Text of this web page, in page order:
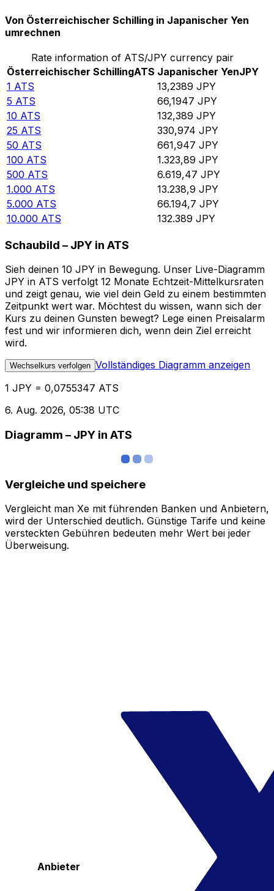
Von Österreichischer Schilling in Japanischer Yen
umrechnen
Rate information of ATS/JPY currency pair
Österreichischer SchillingATS Japanischer YenJPY
1 ATS 13,2389 JPY
5 ATS 66,1947 JPY
10 ATS 132,389 JPY
25 ATS 330,974 JPY
50 ATS 661,947 JPY
100 ATS 1.323,89 JPY
500 ATS 6.619,47 JPY
1.000 ATS 13.238,9 JPY
5.000 ATS 66.194,7 JPY
10.000 ATS 132.389 JPY
Schaubild – JPY in ATS
Sieh deinen 10 JPY in Bewegung. Unser Live-Diagramm
JPY in ATS verfolgt 12 Monate Echtzeit-Mittelkursraten
und zeigt genau, wie viel dein Geld zu einem bestimmten
Zeitpunkt wert war. Möchtest du wissen, wann sich der
Kurs zu deinen Gunsten bewegt? Lege einen Preisalarm
fest und wir informieren dich, wenn dein Ziel erreicht
wird.
Wechselkurs verfolgen Vollständiges Diagramm anzeigen
1 JPY = 0,0755347 ATS
6. Aug. 2026, 05:38 UTC
Diagramm – JPY in ATS
Vergleiche und speichere
Vergleicht man Xe mit führenden Banken und Anbietern,
wird der Unterschied deutlich. Günstige Tarife und keine
versteckten Gebühren bedeuten mehr Wert bei jeder
Überweisung.
Anbieter